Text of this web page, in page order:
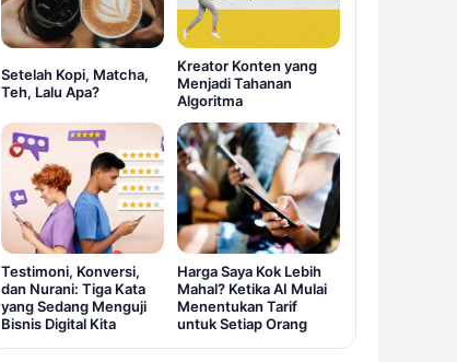
Setelah Kopi, Matcha,
Teh, Lalu Apa?
Kreator Konten yang
Menjadi Tahanan
Algoritma
Testimoni, Konversi,
dan Nurani: Tiga Kata
yang Sedang Menguji
Bisnis Digital Kita
Harga Saya Kok Lebih
Mahal? Ketika AI Mulai
Menentukan Tarif
untuk Setiap Orang